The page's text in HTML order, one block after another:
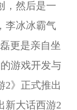
，然后是一
李冰冰霸气
更是亲自坐
游戏开发与
2》正式推出
新大话西游2